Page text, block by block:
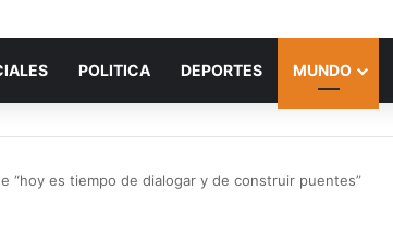
POLITICA DEPORTES MUNDO
“hoy es tiempo de dialogar y de construir puentes”